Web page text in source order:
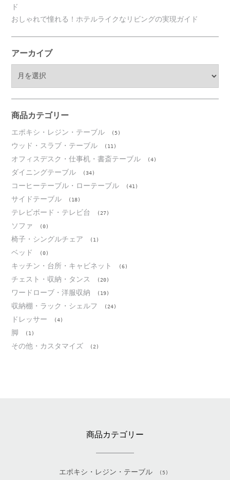
ド
おしゃれで憧れる！ホテルライクなリビングの実現ガイド
アーカイブ
ブ
商品カテゴリー
エポキシ・レジン・テーブル (5)
ウッド・スラブ・テーブル (11)
オフィスデスク・仕事机・書斎テーブル (4)
ダイニングテーブル (34)
コーヒーテーブル・ローテーブル (41)
サイドテーブル (18)
テレビボード・テレビ台 (27)
ソファ (0)
椅子・シングルチェア (1)
ベッド (0)
キッチン・台所・キャビネット (6)
チェスト・収納・タンス (20)
ワードローブ・洋服収納 (19)
収納棚・ラック・シェルフ (24)
ドレッサー (4)
脚 (1)
その他・カスタマイズ (2)
商品カテゴリー
エポキシ・レジン・テーブル (5)